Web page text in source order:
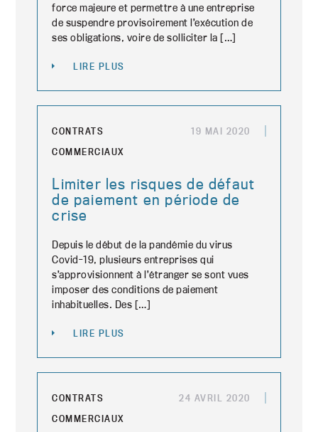
force majeure et permettre à une entreprise
de suspendre provisoirement l’exécution de
ses obligations, voire de solliciter la […]
LIRE PLUS
CONTRATS
COMMERCIAUX
19 MAI 2020
Limiter les risques de défaut
de paiement en période de
crise
Depuis le début de la pandémie du virus
Covid-19, plusieurs entreprises qui
s’approvisionnent à l’étranger se sont vues
imposer des conditions de paiement
inhabituelles. Des […]
LIRE PLUS
CONTRATS
COMMERCIAUX
24 AVRIL 2020